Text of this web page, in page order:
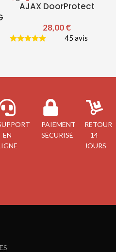
AJAX DoorProtect
28,00€
45 avis
EN
PAIEMENT
SÉCURISÉ
RETOUR
14
JOURS